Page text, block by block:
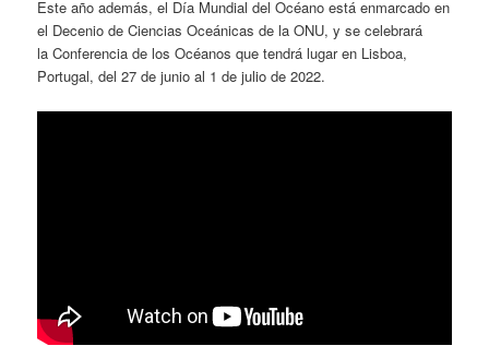
Este año además, el Día Mundial del Océano está enmarcado en
el Decenio de Ciencias Oceánicas de la ONU, y se celebrará
la Conferencia de los Océanos que tendrá lugar en Lisboa,
Portugal, del 27 de junio al 1 de julio de 2022.